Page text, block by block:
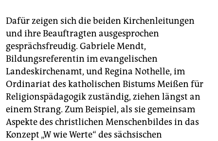
Dafür zeigen sich die beiden Kirchenleitungen
und ihre Beauftragten ausgesprochen
gesprächsfreudig. Gabriele Mendt,
Bildungsreferentin im evangelischen
Landeskirchenamt, und Regina Nothelle, im
Ordinariat des katholischen Bistums Meißen für
Religionspädagogik zuständig, ziehen längst an
einem Strang. Zum Beispiel, als sie gemeinsam
Aspekte des christlichen Menschenbildes in das
Konzept „W wie Werte“ des sächsischen